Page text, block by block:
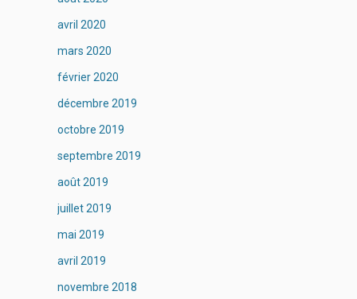
avril 2020
mars 2020
février 2020
décembre 2019
octobre 2019
septembre 2019
août 2019
juillet 2019
mai 2019
avril 2019
novembre 2018